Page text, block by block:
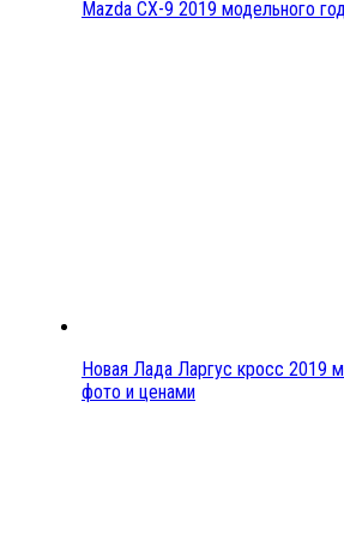
Mazda CX-9 2019 модельного
Новая Лада Ларгус кросс 2019
фото и ценами